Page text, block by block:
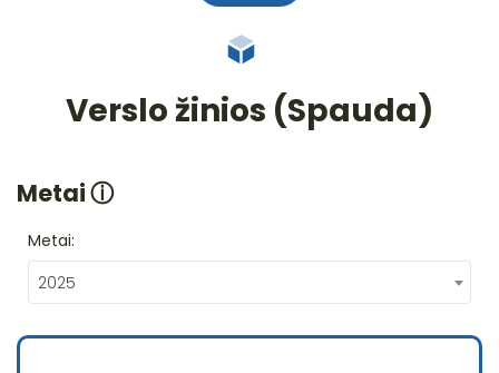
Verslo žinios (Spauda)
Metaiⓘ
Metai:
2025